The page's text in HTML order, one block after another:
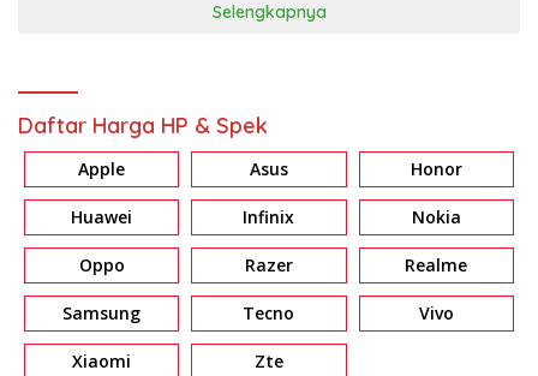
Selengkapnya
Daftar Harga HP & Spek
Apple Asus Honor
Huawei Infinix Nokia
Oppo Razer Realme
Samsung Tecno Vivo
Xiaomi Zte